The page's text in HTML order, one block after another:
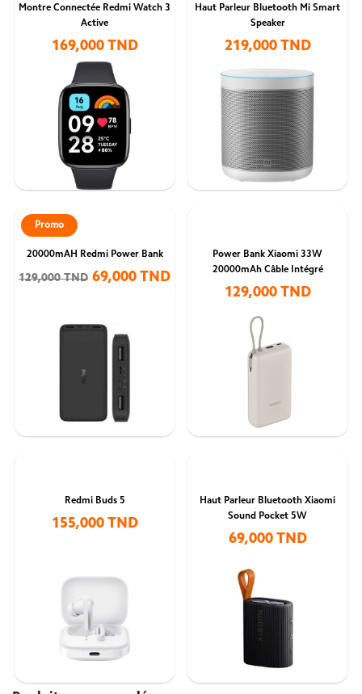
Montre Connectée Redmi Watch 3
Active
169,000 TND
Haut Parleur Bluetooth Mi Smart
Speaker
219,000 TND
20000mAH Redmi Power Bank
129,000 TND 69,000 TND
Promo
Power Bank Xiaomi 33W
20000mAh Câble Intégré
129,000 TND
Redmi Buds 5
155,000 TND
Haut Parleur Bluetooth Xiaomi
Sound Pocket 5W
69,000 TND